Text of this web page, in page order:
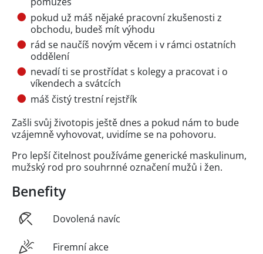
pokud už máš nějaké pracovní zkušenosti z
obchodu, budeš mít výhodu
rád se naučíš novým věcem i v rámci ostatních
oddělení
nevadí ti se prostřídat s kolegy a pracovat i o
víkendech a svátcích
máš čistý trestní rejstřík
Zašli svůj životopis ještě dnes a pokud nám to bude
vzájemně vyhovovat, uvidíme se na pohovoru.
Pro lepší čitelnost používáme generické maskulinum,
mužský rod pro souhrnné označení mužů i žen.
Benefity
Dovolená navíc
Firemní akce